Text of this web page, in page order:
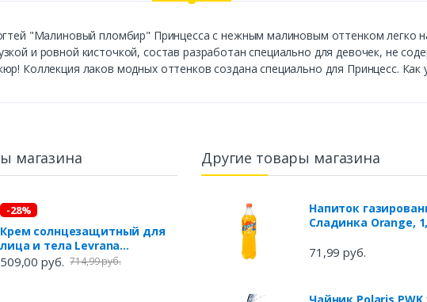
"Малиновый пломбир" Принцесса с нежным малиновым оттенком легко
и ровной кисточкой, состав разработан специально для девочек, не
Коллекция лаков модных оттенков создана специально для Принцесс.
магазина
-28%
Крем солнцезащитный для
лица и тела Levrana
Календула 30SPF 0+, 100 мл
509,00 руб. 714,99 руб.
Другие товары магазина
Напиток
Сладинка Orange,
71,99 руб.